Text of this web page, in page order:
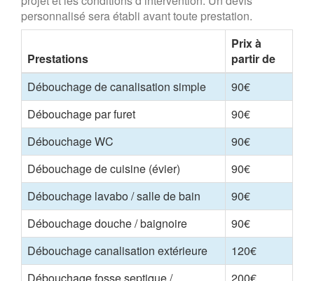
personnalisé sera établi avant toute prestation.
Prestations
Prix à
partir de
Débouchage de canalisation simple
90€
Débouchage par furet
90€
Débouchage WC
90€
Débouchage de cuisine (évier)
90€
Débouchage lavabo / salle de bain
90€
Débouchage douche / baignoire
90€
Débouchage canalisation extérieure
120€
Débouchage fosse septique /
200€